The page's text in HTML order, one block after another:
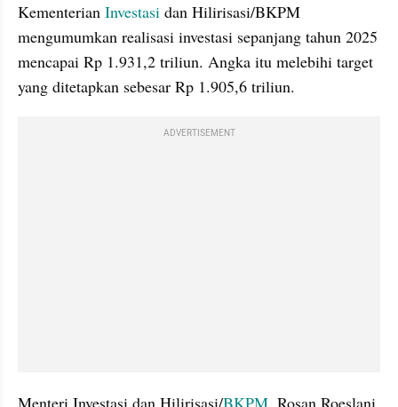
Kementerian Investasi dan Hilirisasi/BKPM
mengumumkan realisasi investasi sepanjang tahun 2025
mencapai Rp 1.931,2 triliun. Angka itu melebihi target
yang ditetapkan sebesar Rp 1.905,6 triliun.
ADVERTISEMENT
Menteri Investasi dan Hilirisasi/BKPM, Rosan Roeslani,